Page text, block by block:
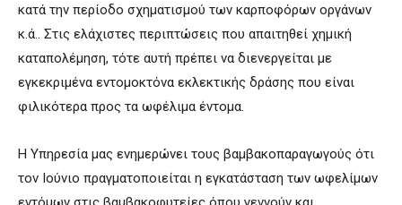
κατά την περίοδο σχηματισμού των καρποφόρων οργάνων
κ.ά.. Στις ελάχιστες περιπτώσεις που απαιτηθεί χημική
καταπολέμηση, τότε αυτή πρέπει να διενεργείται με
εγκεκριμένα εντομοκτόνα εκλεκτικής δράσης που είναι
φιλικότερα προς τα ωφέλιμα έντομα.
Η Υπηρεσία μας ενημερώνει τους βαμβακοπαραγωγούς ότι
τον Ιούνιο πραγματοποιείται η εγκατάσταση των ωφελίµων